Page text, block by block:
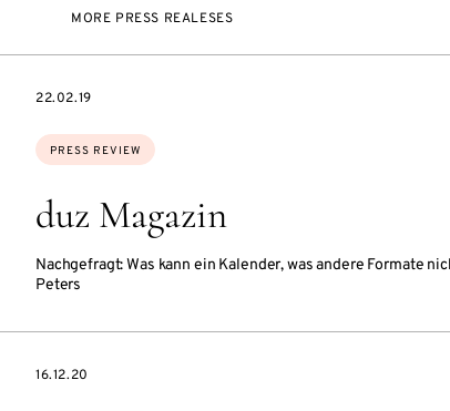
MORE PRESS REALESES
duz Magazin
Nachgefragt: Was kann ein Kalender, was andere Formate
Peters
Topics:
PRESS REVIEW
DATE
22.02.19
DATE
16.12.20